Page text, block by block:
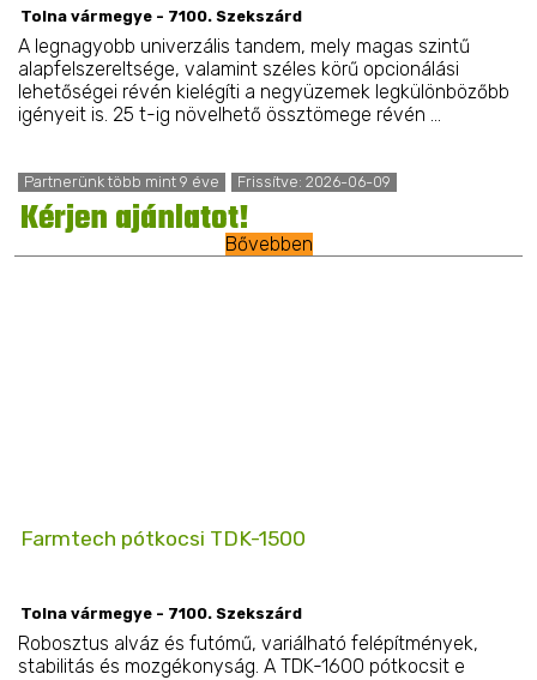
Tolna vármegye - 7100. Szekszárd
A legnagyobb univerzális tandem, mely magas szintű
alapfelszereltsége, valamint széles körű opcionálási
lehetőségei révén kielégíti a negyüzemek legkülönbözőbb
igényeit is. 25 t-ig növelhető össztömege révén ...
Partnerünk több mint 9 éve Frissítve: 2026-06-09
Kérjen ajánlatot!Bővebben
Farmtech pótkocsi TDK-1500
Tolna vármegye - 7100. Szekszárd
Robosztus alváz és futómű, variálható felépítmények,
stabilitás és mozgékonyság. A TDK-1600 pótkocsit e